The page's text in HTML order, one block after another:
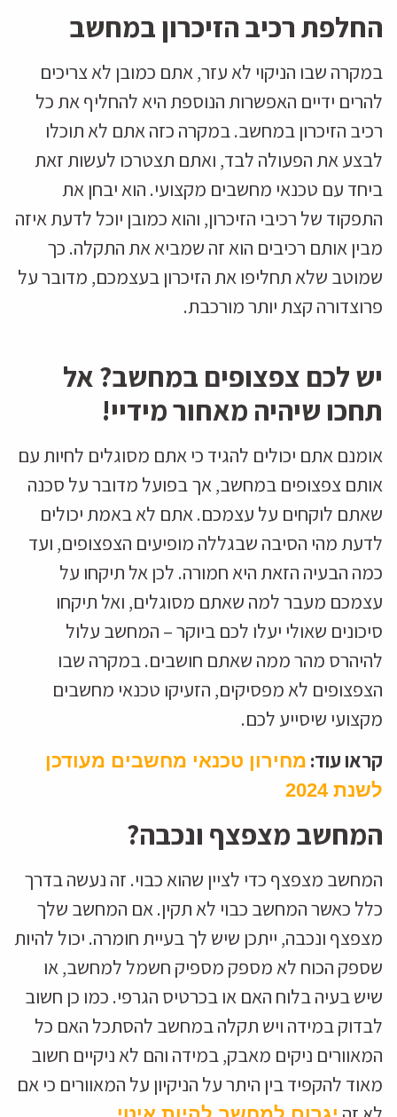
החלפת רכיב הזיכרון במחשב
במקרה שבו הניקוי לא עזר, אתם כמובן לא צריכים
להרים ידיים האפשרות הנוספת היא להחליף את כל
רכיב הזיכרון במחשב. במקרה כזה אתם לא תוכלו
לבצע את הפעולה לבד, ואתם תצטרכו לעשות זאת
ביחד עם טכנאי מחשבים מקצועי. הוא יבחן את
התפקוד של רכיבי הזיכרון, והוא כמובן יוכל לדעת איזה
מבין אותם רכיבים הוא זה שמביא את התקלה. כך
שמוטב שלא תחליפו את הזיכרון בעצמכם, מדובר על
פרוצדורה קצת יותר מורכבת.
יש לכם צפצופים במחשב? אל
תחכו שיהיה מאחור מידיי!
אומנם אתם יכולים להגיד כי אתם מסוגלים לחיות עם
אותם צפצופים במחשב, אך בפועל מדובר על סכנה
שאתם לוקחים על עצמכם. אתם לא באמת יכולים
לדעת מהי הסיבה שבגללה מופיעים הצפצופים, ועד
כמה הבעיה הזאת היא חמורה. לכן אל תיקחו על
עצמכם מעבר למה שאתם מסוגלים, ואל תיקחו
סיכונים שאולי יעלו לכם ביוקר – המחשב עלול
להיהרס מהר ממה שאתם חושבים. במקרה שבו
הצפצופים לא מפסיקים, הזעיקו טכנאי מחשבים
מקצועי שיסייע לכם.
קראו עוד: מחירון טכנאי מחשבים מעודכן
לשנת 2024
המחשב מצפצף ונכבה?
המחשב מצפצף כדי לציין שהוא כבוי. זה נעשה בדרך
כלל כאשר המחשב כבוי לא תקין. אם המחשב שלך
מצפצף ונכבה, ייתכן שיש לך בעיית חומרה. יכול להיות
שספק הכוח לא מספק מספיק חשמל למחשב, או
שיש בעיה בלוח האם או בכרטיס הגרפי. כמו כן חשוב
לבדוק במידה ויש תקלה במחשב להסתכל האם כל
המאוורים ניקים מאבק, במידה והם לא ניקיים חשוב
מאוד להקפיד בין היתר על הניקיון על המאוורים כי אם